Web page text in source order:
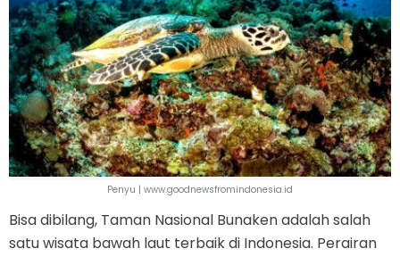
Penyu | www.goodnewsfromindonesia.id
Bisa dibilang, Taman Nasional Bunaken adalah salah
satu wisata bawah laut terbaik di Indonesia. Perairan